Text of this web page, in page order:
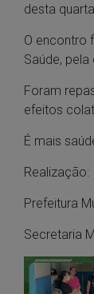
desta
O encontro
Saúde,
Foram
efeitos
É mais
Realização:
Prefeitura
Secretaria